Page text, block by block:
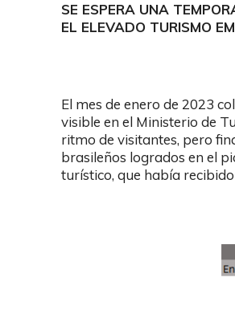
SE ESPERA UNA
EL ELEVADO TURISMO
El mes de enero de 2023
visible en el Ministerio de
ritmo de visitantes, pero
brasileños logrados en el
turístico, que había